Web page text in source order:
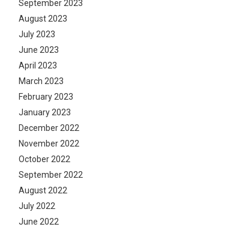
September 2023
August 2023
July 2023
June 2023
April 2023
March 2023
February 2023
January 2023
December 2022
November 2022
October 2022
September 2022
August 2022
July 2022
June 2022